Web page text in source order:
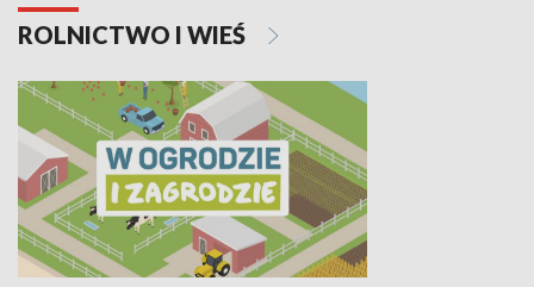
ROLNICTWO I WIEŚ